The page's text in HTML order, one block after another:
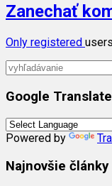
Zanechať
Only registered
Google Translate
Powered by
Najnovšie články